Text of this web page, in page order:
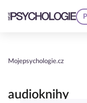
Mojepsychologie.cz
audioknihy